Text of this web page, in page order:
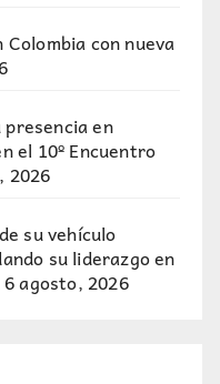
con nueva
en
el 10º Encuentro
2026
su vehículo
su liderazgo en
6 agosto, 2026